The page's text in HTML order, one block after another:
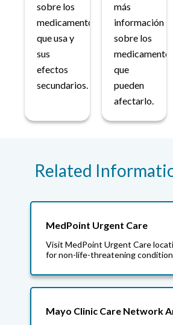
sobre los
medicamentos
que usa y
sus
efectos
secundarios.
más
información
sobre los
medicamentos
que
pueden
afectarlo.
Related
MedPoint Urgent Care
Visit MedPoint Urgent Care
for non-life-threatening
Mayo Clinic Care Network